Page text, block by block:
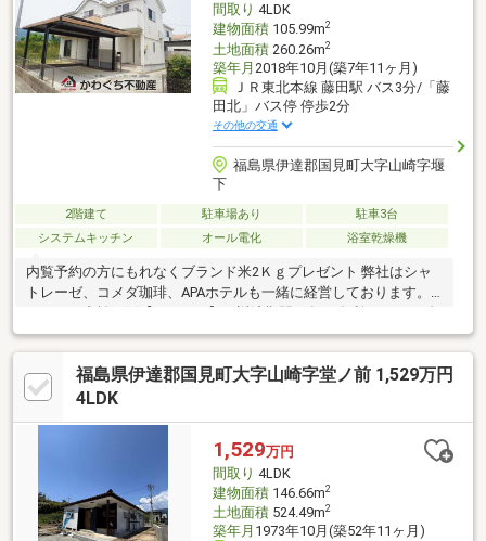
間取り 4LDK
建物面積105.99m2
土地面積260.26m2
築年月 2018年10月(築7年11ヶ月)
ＪＲ東北本線 藤田駅 バス3分/「藤
田北」バス停 停歩2分
その他の交通
福島県伊達郡国見町大字山崎字堰
下
2階建て 駐車場あり
駐車3台
システムキッチン
オール電化 浴室乾燥機
内覧予約の方にもれなくブランド米2Ｋｇプレゼント 弊社はシャ
トレーゼ、コメダ珈琲、APAホテルも一緒に経営しております。■
なしの場合）◆即日のご案内にも対応可能ですので、お気軽にご
連絡下さい！
福島県伊達郡国見町大字山崎字堂ノ前 1,529万円
4LDK
1,529万円
間取り 4LDK
建物面積146.66m2
土地面積524.49m2
築年月 1973年10月(築52年11ヶ月)